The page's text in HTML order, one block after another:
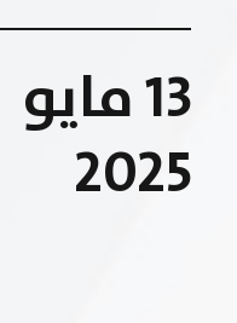
13 مايو
2025